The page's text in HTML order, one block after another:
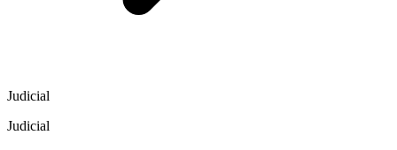
Judicial
Judicial